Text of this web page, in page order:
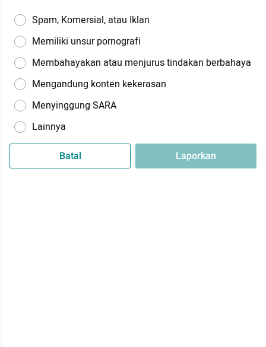
Spam, Komersial, atau Iklan
Memiliki unsur pornografi
Membahayakan atau menjurus tindakan berbahaya
Mengandung konten kekerasan
Menyinggung SARA
Lainnya
Batal Laporkan